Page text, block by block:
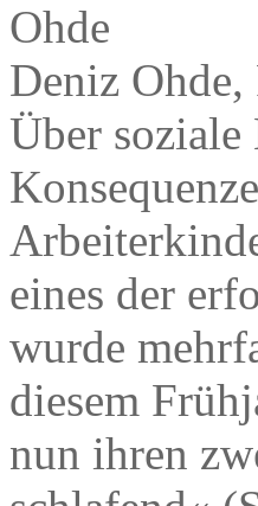
Deniz
Über
eines der
wurde
diesem
nun ihren